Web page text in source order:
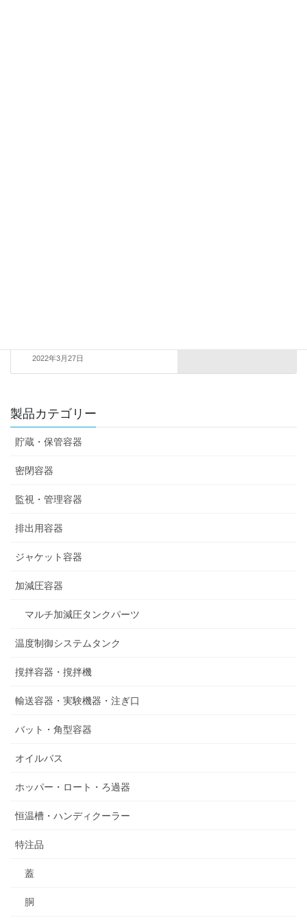
2022年3月27日
製品カテゴリー
貯蔵・保管容器
密閉容器
監視・管理容器
排出用容器
ジャケット容器
加減圧容器
マルチ加減圧タンクパーツ
温度制御システムタンク
撹拌容器・撹拌機
輸送容器・実験機器・注ぎ口
バット・角型容器
オイルバス
ホッパー・ロート・ろ過器
恒温槽・ハンディクーラー
特注品
蓋
胴